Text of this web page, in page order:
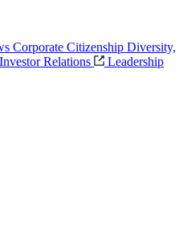
Corporate Citizenship Diversity,
Investor Relations
Leadership